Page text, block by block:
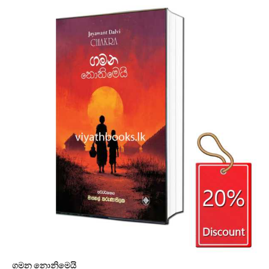
ගමන නොනිමෙයි